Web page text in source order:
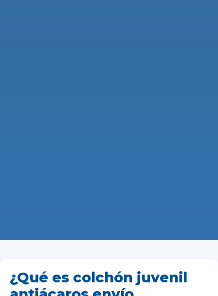
¿Qué es colchón juvenil